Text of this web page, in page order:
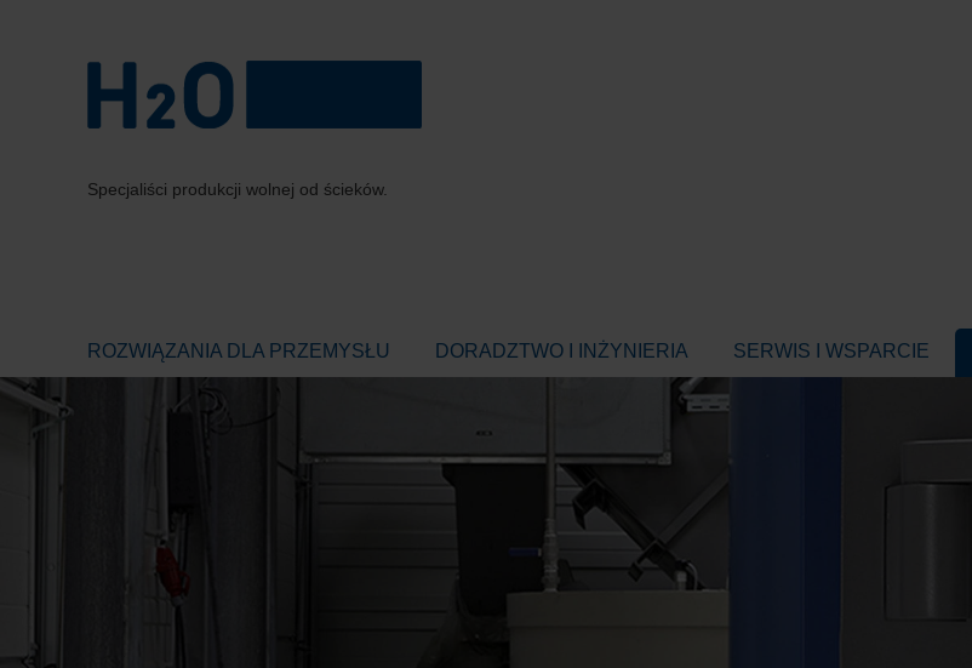
Specjaliści produkcji wolnej od ścieków.
ROZWIĄZANIA DLA PRZEMYSŁU DORADZTWO I INŻYNIERIA SERWIS I WSPARCIE